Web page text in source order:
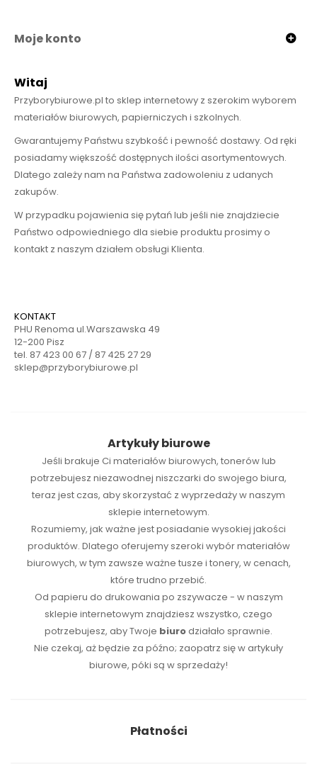
Moje konto
Witaj
Przyborybiurowe.pl to sklep internetowy z szerokim wyborem
materiałów biurowych, papierniczych i szkolnych.
Gwarantujemy Państwu szybkość i pewność dostawy. Od ręki
posiadamy większość dostępnych ilości asortymentowych.
Dlatego zależy nam na Państwa zadowoleniu z udanych
zakupów.
W przypadku pojawienia się pytań lub jeśli nie znajdziecie
Państwo odpowiedniego dla siebie produktu prosimy o
kontakt z naszym działem obsługi Klienta.
KONTAKT
PHU Renoma ul.Warszawska 49
12-200 Pisz
tel. 87 423 00 67 / 87 425 27 29
sklep@przyborybiurowe.pl
Artykuły biurowe
Jeśli brakuje Ci materiałów biurowych, tonerówlub
potrzebujesz niezawodnej niszczarki do swojego biura,
teraz jest czas, aby skorzystać z wyprzedaży w naszym
sklepie internetowym.
Rozumiemy, jak ważne jest posiadanie wysokiej jakości
produktów. Dlatego oferujemy szeroki wybór materiałów
biurowych, w tym zawsze ważne tusze i tonery, w cenach,
które trudno przebić.
Od papieru do drukowania po zszywacze - w naszym
sklepie internetowym znajdziesz wszystko, czego
potrzebujesz, aby Twoje biurodziałało sprawnie.
Nie czekaj, aż będzie za późno; zaopatrz się w artykuły
biurowe, póki są w sprzedaży!
Płatności